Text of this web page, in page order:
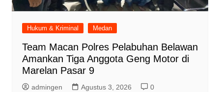
Hukum & Kriminal Medan
Team Macan Polres Pelabuhan Belawan
Amankan Tiga Anggota Geng Motor di
Marelan Pasar 9
admingen Agustus 3, 2026 0